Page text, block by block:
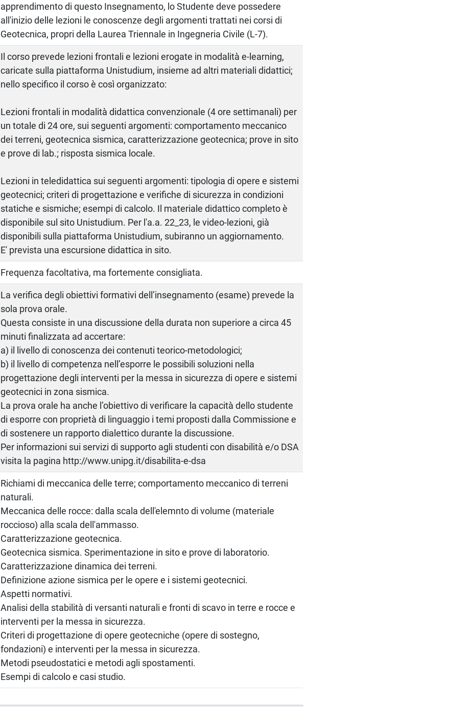
apprendimento di questo Insegnamento, lo Studente deve possedere
all'inizio delle lezioni le conoscenze degli argomenti trattati nei corsi di
Geotecnica, propri della Laurea Triennale in Ingegneria Civile (L-7).
Il corso prevede lezioni frontali e lezioni erogate in modalità e-learning,
caricate sulla piattaforma Unistudium, insieme ad altri materiali didattici;
nello specifico il corso è così organizzato:
Lezioni frontali in modalità didattica convenzionale (4 ore settimanali) per
un totale di 24 ore, sui seguenti argomenti: comportamento meccanico
dei terreni, geotecnica sismica, caratterizzazione geotecnica; prove in sito
e prove di lab.; risposta sismica locale.
Lezioni in teledidattica sui seguenti argomenti: tipologia di opere e sistemi
geotecnici; criteri di progettazione e verifiche di sicurezza in condizioni
statiche e sismiche; esempi di calcolo. Il materiale didattico completo è
disponibile sul sito Unistudium. Per l'a.a. 22_23, le video-lezioni, già
disponibili sulla piattaforma Unistudium, subiranno un aggiornamento.
E' prevista una escursione didattica in sito.
Frequenza facoltativa, ma fortemente consigliata.
La verifica degli obiettivi formativi dell’insegnamento (esame) prevede la
sola prova orale.
Questa consiste in una discussione della durata non superiore a circa 45
minuti finalizzata ad accertare:
a) il livello di conoscenza dei contenuti teorico-metodologici;
b) il livello di competenza nell’esporre le possibili soluzioni nella
progettazione degli interventi per la messa in sicurezza di opere e sistemi
geotecnici in zona sismica.
La prova orale ha anche l’obiettivo di verificare la capacità dello studente
di esporre con proprietà di linguaggio i temi proposti dalla Commissione e
di sostenere un rapporto dialettico durante la discussione.
Per informazioni sui servizi di supporto agli studenti con disabilità e/o DSA
visita la pagina http://www.unipg.it/disabilita-e-dsa
Richiami di meccanica delle terre; comportamento meccanico di terreni
naturali.
Meccanica delle rocce: dalla scala dell'elemnto di volume (materiale
roccioso) alla scala dell'ammasso.
Caratterizzazione geotecnica.
Geotecnica sismica. Sperimentazione in sito e prove di laboratorio.
Caratterizzazione dinamica dei terreni.
Definizione azione sismica per le opere e i sistemi geotecnici.
Aspetti normativi.
Analisi della stabilità di versanti naturali e fronti di scavo in terre e rocce e
interventi per la messa in sicurezza.
Criteri di progettazione di opere geotecniche (opere di sostegno,
fondazioni) e interventi per la messa in sicurezza.
Metodi pseudostatici e metodi agli spostamenti.
Esempi di calcolo e casi studio.